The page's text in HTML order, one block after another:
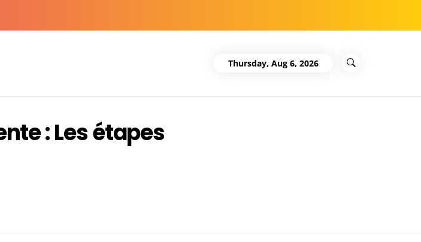
Thursday, Aug 6, 2026
: Les étapes